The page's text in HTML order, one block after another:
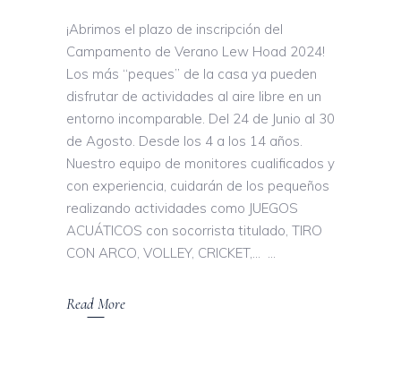
¡Abrimos el plazo de inscripción del
Campamento de Verano Lew Hoad 2024!
Los más “peques” de la casa ya pueden
disfrutar de actividades al aire libre en un
entorno incomparable. Del 24 de Junio al 30
de Agosto. Desde los 4 a los 14 años.
Nuestro equipo de monitores cualificados y
con experiencia, cuidarán de los pequeños
realizando actividades como JUEGOS
ACUÁTICOS con socorrista titulado, TIRO
CON ARCO, VOLLEY, CRICKET,…
Read More